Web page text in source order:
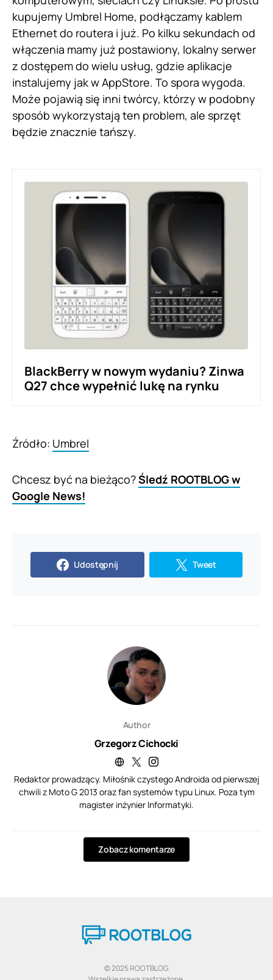
kupujemy Umbrel Home, podłączamy kablem
Ethernet do routera i już. Po kilku sekundach od
włączenia mamy już postawiony, lokalny serwer
z dostępem do wielu usług, gdzie aplikacje
instalujemy jak w AppStore. To spora wygoda.
Może pojawią się inni twórcy, którzy w podobny
sposób wykorzystają ten problem, ale sprzęt
będzie znacznie tańszy.
BlackBerry w nowym wydaniu? Zinwa
Q27 chce wypełnić lukę na rynku
Źródło: Umbrel
Chcesz być na bieżąco?Śledź ROOTBLOG w
Google News!
Udostępnij Tweet
Author
Grzegorz Cichocki
Redaktor prowadzący. Miłośnik czystego Androida od pierwszej
chwili z Moto G 2013 oraz fan systemów typu Linux. Poza tym
magister inżynier Informatyki.
Zobacz komentarze
© 2025 ROOTBLOG